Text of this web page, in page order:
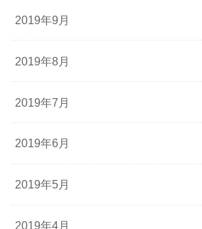
2019年9月
2019年8月
2019年7月
2019年6月
2019年5月
2019年4月